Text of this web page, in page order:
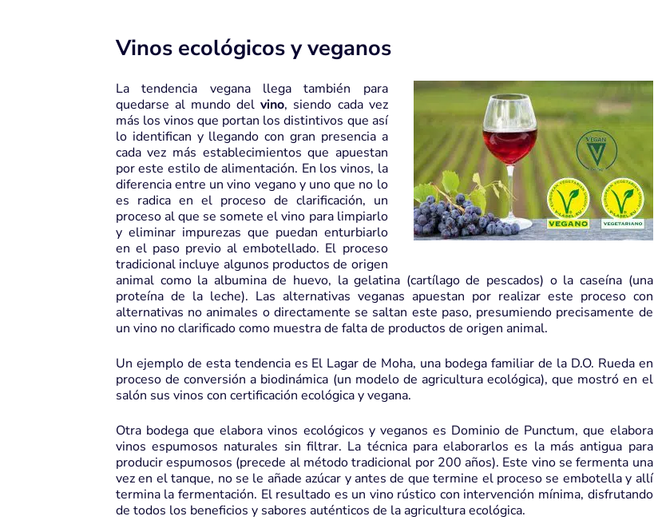
Vinos ecológicos y veganos
La tendencia vegana llega también para
quedarse al mundo del vino, siendo cada vez
más los vinos que portan los distintivos que así
lo identifican y llegando con gran presencia a
cada vez más establecimientos que apuestan
por este estilo de alimentación. En los vinos, la
diferencia entre un vino vegano y uno que no lo
es radica en el proceso de clarificación, un
proceso al que se somete el vino para limpiarlo
y eliminar impurezas que puedan enturbiarlo
en el paso previo al embotellado. El proceso
tradicional incluye algunos productos de origen
animal como la albumina de huevo, la gelatina (cartílago de pescados) o la caseína (una
proteína de la leche). Las alternativas veganas apuestan por realizar este proceso con
alternativas no animales o directamente se saltan este paso, presumiendo precisamente de
un vino no clarificado como muestra de falta de productos de origen animal.
Un ejemplo de esta tendencia es El Lagar de Moha, una bodega familiar de la D.O. Rueda en
proceso de conversión a biodinámica (un modelo de agricultura ecológica), que mostró en el
salón sus vinos con certificación ecológica y vegana.
Otra bodega que elabora vinos ecológicos y veganos es Dominio de Punctum, que elabora
vinos espumosos naturales sin filtrar. La técnica para elaborarlos es la más antigua para
producir espumosos (precede al método tradicional por 200 años). Este vino se fermenta una
vez en el tanque, no se le añade azúcar y antes de que termine el proceso se embotella y allí
termina la fermentación. El resultado es un vino rústico con intervención mínima, disfrutando
de todos los beneficios y sabores auténticos de la agricultura ecológica.